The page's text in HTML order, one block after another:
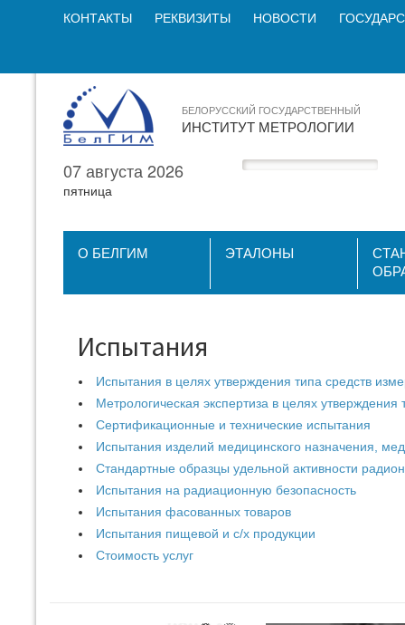
КОНТАКТЫ РЕКВИЗИТЫ НОВОСТИ
БЕЛОРУССКИЙ ГОСУДАРСТВЕННЫЙ
ИНСТИТУТ МЕТРОЛОГИИ
07 августа 2026
пятница
О БЕЛГИМ ЭТАЛОНЫ
Испытания
Испытания в целях утверждения типа средств
Метрологическая экспертиза в целях
Сертификационные и технические испытания
Испытания изделий медицинского назначения,
Стандартные образцы удельной активности
Испытания на радиационную безопасность
Испытания фасованных товаров
Испытания пищевой и с/х продукции
Стоимость услуг